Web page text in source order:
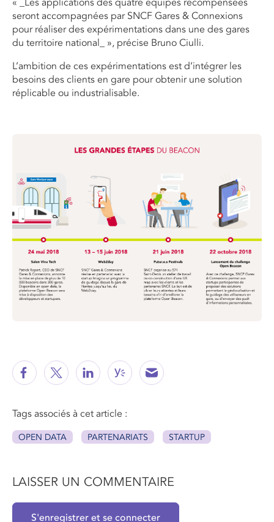
seront accompagnées par SNCF Gares & Connexions
pour réaliser des expérimentations dans une des gares
du territoire national_ », précise Bruno Ciulli.
L’ambition de ces expérimentations est d’intégrer les
besoins des clients en gare pour obtenir une solution
réplicable ou industrialisable.
Tags associés à cet article :
OPEN DATA PARTENARIATS STARTUP
LAISSER UN COMMENTAIRE
S'enregistrer et se connecter